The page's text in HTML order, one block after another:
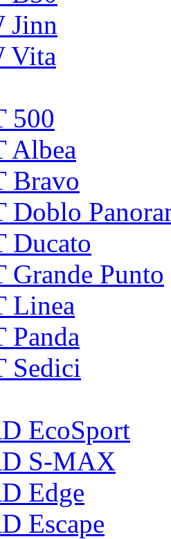
Jinn
Vita
500
Albea
Bravo
Doblo
Ducato
Grande Punto
Linea
Panda
Sedici
EcoSport
S-MAX
Edge
Escape